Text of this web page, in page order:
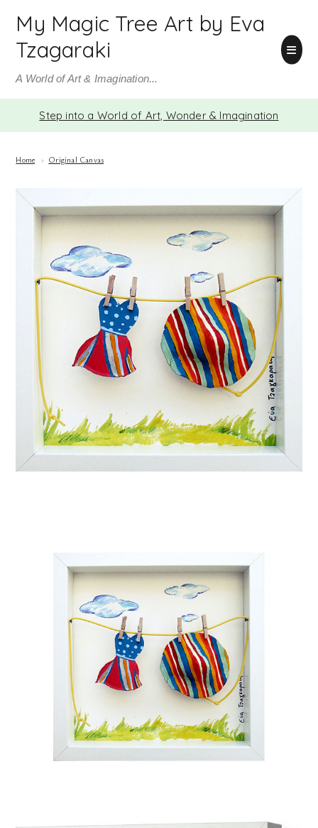
My Magic Tree Art by Eva
Tzagaraki
A World of Art & Imagination...
Step into a World of Art, Wonder & Imagination
Home › Original Canvas